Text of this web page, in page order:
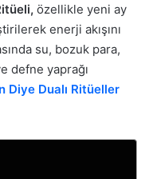
özellikle yeni ay
enerji akışını
su, bozuk para,
defne yaprağı
Diye Dualı Ritüeller